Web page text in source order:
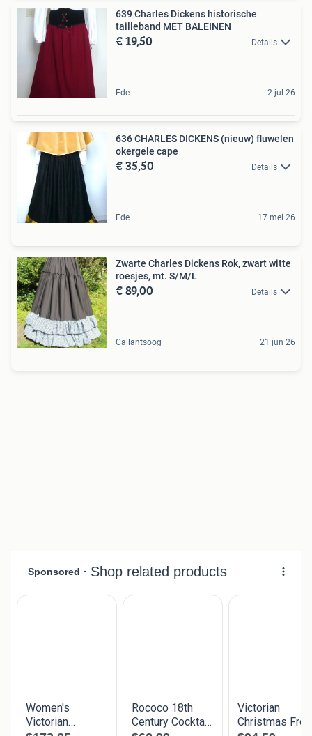
639 Charles Dickens historische
tailleband MET BALEINEN
€ 19,50 Details
Ede 2 jul 26
636 CHARLES DICKENS (nieuw) fluwelen
okergele cape
€ 35,50 Details
Ede 17 mei 26
Zwarte Charles Dickens Rok, zwart witte
roesjes, mt. S/M/L
€ 89,00 Details
Callantsoog 21 jun 26